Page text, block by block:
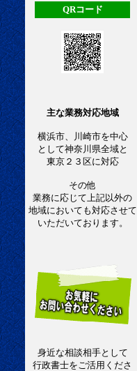
QRコード
主な業務対応地域
横浜市、川崎市を中心
として神奈川県全域と
東京２３区に対応
その他
業務に応じて上記以外の
地域においても対応させて
いただいております。
身近な相談相手として
行政書士をご活用くださ